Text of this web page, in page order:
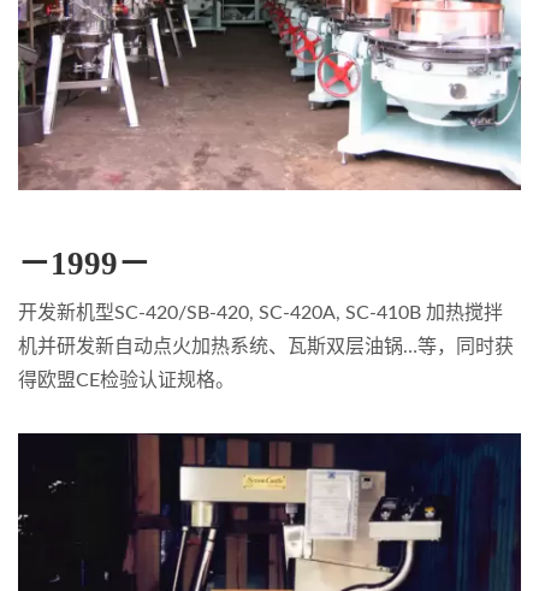
－1999－
开发新机型SC-420/SB-420, SC-420A, SC-410B 加热搅拌
机并研发新自动点火加热系统、瓦斯双层油锅…等，同时获
得欧盟CE检验认证规格。